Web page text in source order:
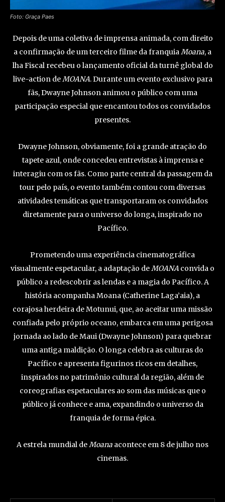
Foto: Graça Paes
Depois de uma coletiva de imprensa animada, com direito
a confirmação de um terceiro filme da franquiaMoana, a
lha Fiscal recebeu o lançamento oficial da turnê global do
live-action deMOANA. Durante um evento exclusivo para
fãs, Dwayne Johnson animou o público com uma
participação especial que encantou todos os convidados
presentes.
Dwayne Johnson, obviamente, foi a grande atração do
tapete azul, onde concedeu entrevistas à imprensa e
interagiu com os fãs. Como parte central da passagem da
tour pelo país, o evento também contou com diversas
atividades temáticas que transportaram os convidados
diretamente para o universo do longa, inspirado no
Pacífico.
Prometendo uma experiência cinematográfica
visualmente espetacular, a adaptação deMOANA convida o
público a redescobrir as lendas e a magia do Pacífico. A
história acompanha Moana (Catherine Laga’aia), a
corajosa herdeira de Motunui, que, ao aceitar uma missão
confiada pelo próprio oceano, embarca em uma perigosa
jornada ao lado de Maui (Dwayne Johnson) para quebrar
uma antiga maldição. O longa celebra as culturas do
Pacífico e apresenta figurinos ricos em detalhes,
inspirados no patrimônio cultural da região, além de
coreografias espetaculares ao som das músicas que o
público já conhece e ama, expandindo o universo da
franquia de forma épica.
A estrela mundial deMoana acontece em 8 de julho nos
cinemas.